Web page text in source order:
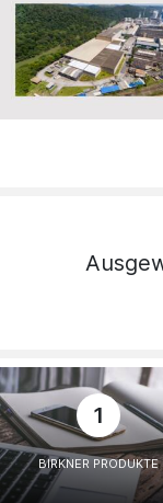
1
BIRKNER PRODUKTE